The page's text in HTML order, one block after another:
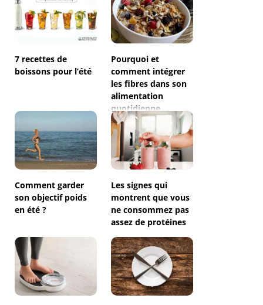
7 recettes de
boissons pour l’été
Pourquoi et
comment intégrer
les fibres dans son
alimentation
quotidienne
Comment garder
son objectif poids
en été ?
Les signes qui
montrent que vous
ne consommez pas
assez de protéines